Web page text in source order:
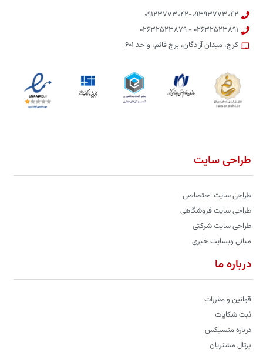
۰۹۱۲۳۷۷۳۰۴۲-۰۹۳۹۳۷۷۳۰۴۲
۰۲۶۳۲۵۲۳۸۹۱ - ۰۲۶۳۲۵۲۳۸۷۹
کرج، میدان آزادگان، برج قائم، واحد ۶۰۱
طراحی سایت
طراحی سایت اختصاصی
طراحی سایت فروشگاهی
طراحی سایت شرکتی
مبانی وبسایت خبری
درباره ما
قوانین و مقررات
ثبت شکایات
درباره منسیکس
پرتال مشتریان